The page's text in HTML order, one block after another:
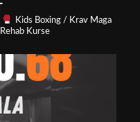
Kids Boxing / Krav Maga
Rehab Kurse